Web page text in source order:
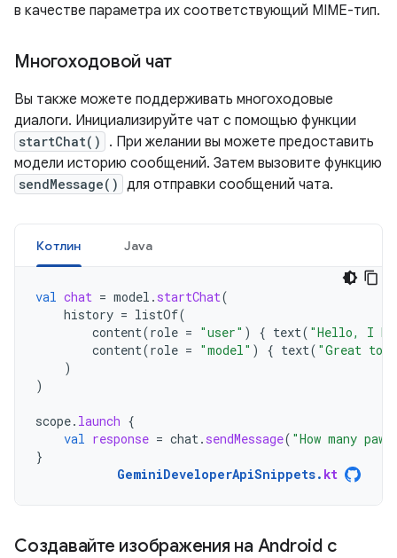
в качестве параметра их соответствующий MIME-тип.
Многоходовой чат
Вы также можете поддерживать многоходовые
диалоги. Инициализируйте чат с помощью функции
startChat()
. При желании вы можете предоставить
модели историю сообщений. Затем вызовите функцию
sendMessage() для отправки сообщений чата.
Котлин Java
val chat = model . startChat(
history = listOf(
content(role = "user" ) { text( "Hello, I
content(role = "model" ) { text( "Great to
)
)
scope. launch {
val response = chat . sendMessage( "How many
}
GeminiDeveloperApiSnippets. kt
Создавайте изображения на Android с